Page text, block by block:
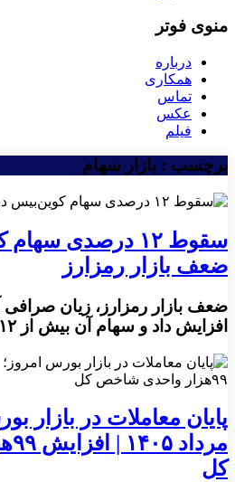
منوی فوتر
درباره
همکاری
تماس
عکس
فیلم
برچسب : بازار سهام
سقوط ۱۲ درصدی
ضعف بازار رمزارز
ضعف بازار رمزارز، زیان صرافی
افزایش داد و سهام آن بیش از ۱۲ درصد سقوط کرد.
کل